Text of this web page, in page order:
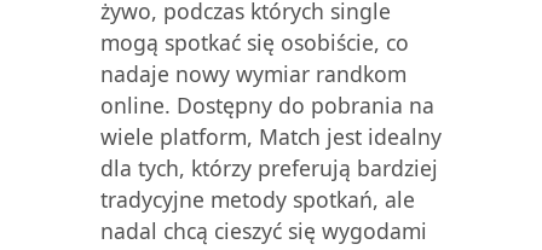
żywo, podczas których single
mogą spotkać się osobiście, co
nadaje nowy wymiar randkom
online. Dostępny do pobrania na
wiele platform, Match jest idealny
dla tych, którzy preferują bardziej
tradycyjne metody spotkań, ale
nadal chcą cieszyć się wygodami